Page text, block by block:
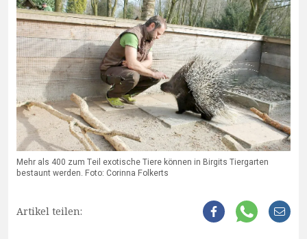
Mehr als 400 zum Teil exotische Tiere können in Birgits Tiergarten
bestaunt werden. Foto: Corinna Folkerts
Artikel teilen: